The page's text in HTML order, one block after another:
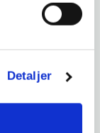
Detaljer